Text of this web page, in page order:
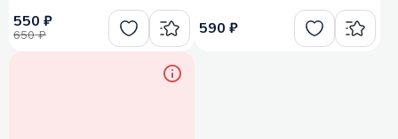
550 ₽
650 ₽ 590 ₽